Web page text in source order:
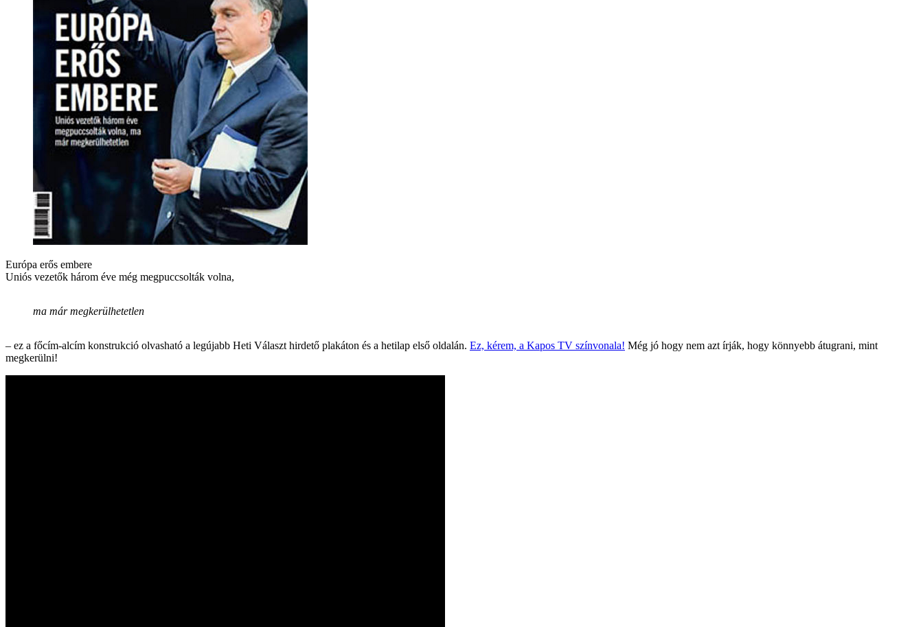
Európa erős embere
Uniós vezetők három éve még megpuccsolták volna,
ma már megkerülhetetlen
– ez a főcím-alcím konstrukció olvasható a legújabb Heti Választ hirdető plakáton és a hetilap első oldalán. Ez, kérem, a Kapos TV színvonala! Még jó hogy nem azt írják, hogy könnyebb átugrani, mint
megkerülni!